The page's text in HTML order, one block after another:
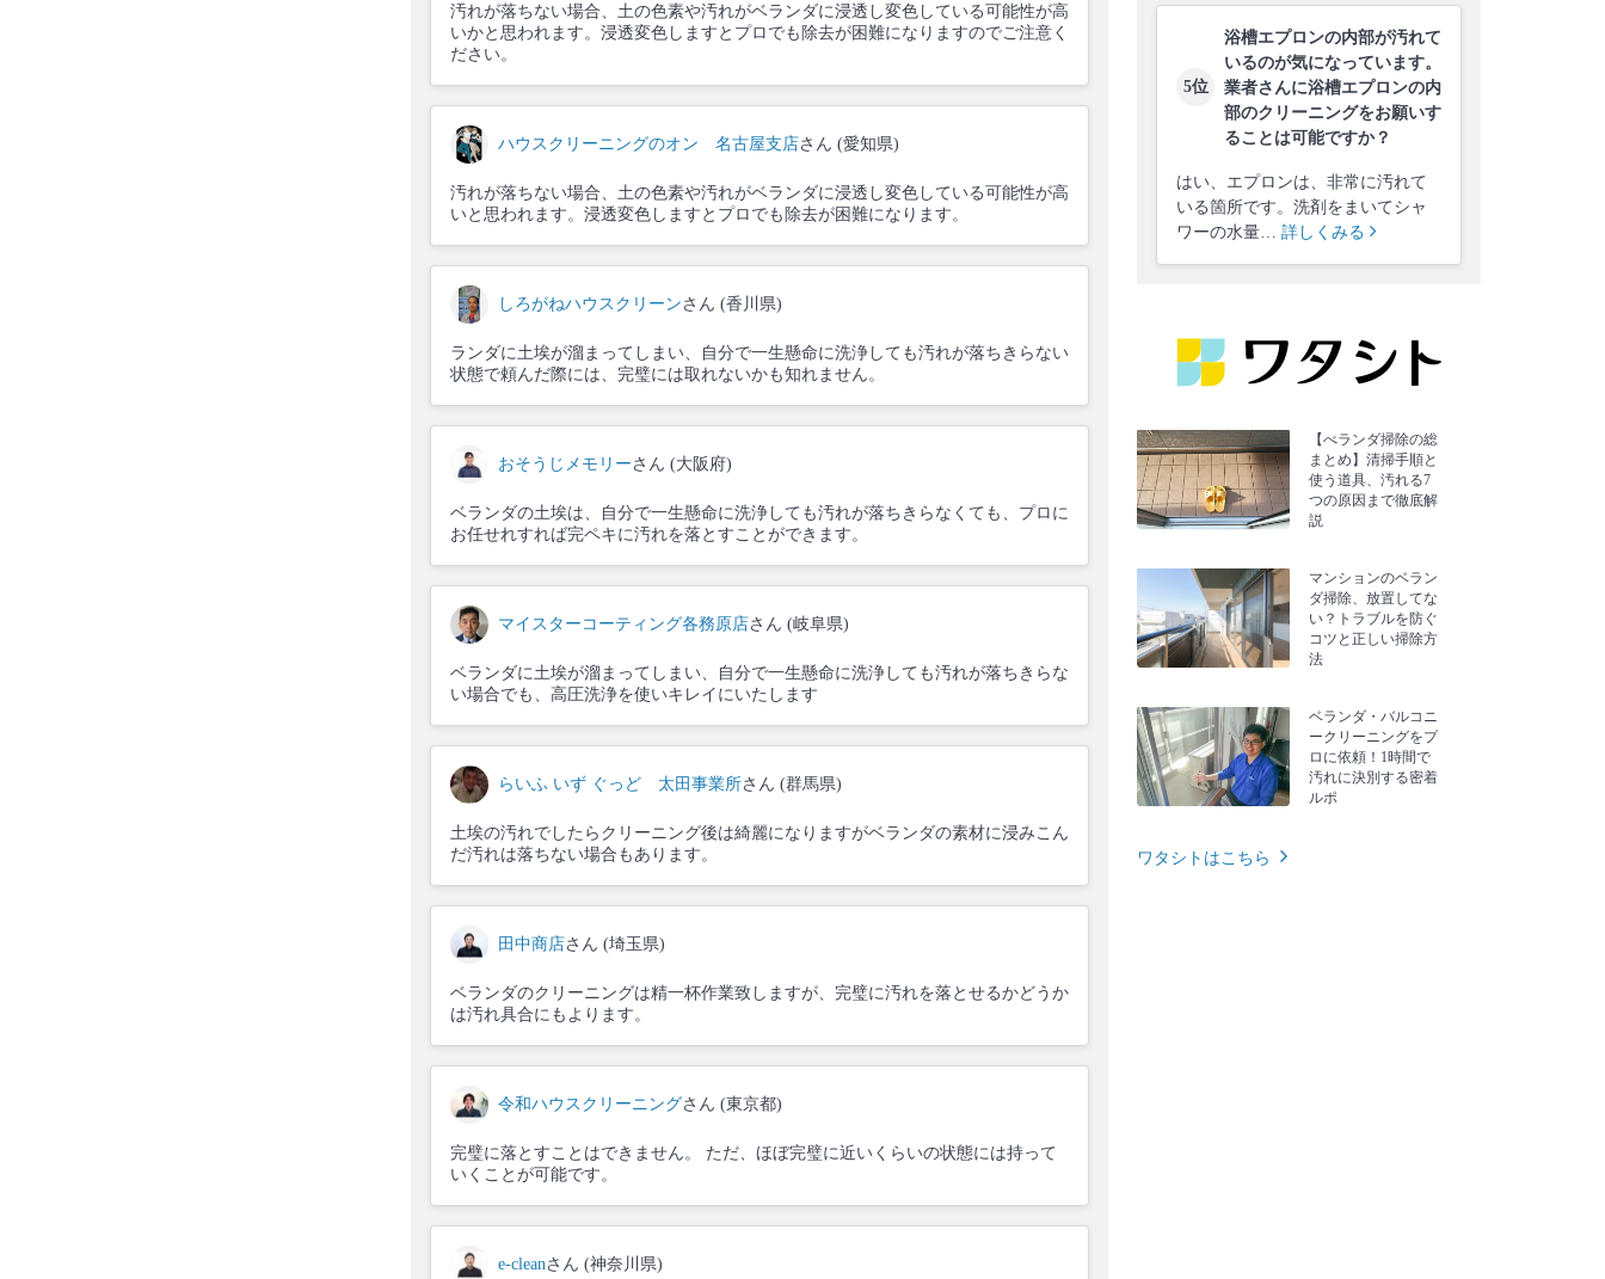
汚れが落ちない場合、土の色素や汚れがベランダに浸透し変色している可能性が高
いかと思われます。浸透変色しますとプロでも除去が困難になりますのでご注意く
ださい。
ハウスクリーニングのオン 名古屋支店さん (愛知県)
汚れが落ちない場合、土の色素や汚れがベランダに浸透し変色している可能性が高
いと思われます。浸透変色しますとプロでも除去が困難になります。
しろがねハウスクリーン さん (香川県)
ランダに土埃が溜まってしまい、自分で一生懸命に洗浄しても汚れが落ちきらない
状態で頼んだ際には、完璧には取れないかも知れません。
おそうじメモリー さん (大阪府)
ベランダの土埃は、自分で一生懸命に洗浄しても汚れが落ちきらなくても、プロに
お任せれすれば完ペキに汚れを落とすことができます。
マイスターコーティング各務原店さん (岐阜県)
ベランダに土埃が溜まってしまい、自分で一生懸命に洗浄しても汚れが落ちきらな
い場合でも、高圧洗浄を使いキレイにいたします
らいふ いず ぐっど 太田事業所さん (群馬県)
土埃の汚れでしたらクリーニング後は綺麗になりますがベランダの素材に浸みこん
だ汚れは落ちない場合もあります。
田中商店さん (埼玉県)
ベランダのクリーニングは精一杯作業致しますが、完璧に汚れを落とせるかどうか
は汚れ具合にもよります。
令和ハウスクリーニングさん (東京都)
完璧に落とすことはできません。 ただ、ほぼ完璧に近いくらいの状態には持って
いくことが可能です。
e-clean さん (神奈川県)
5位
浴槽エプロンの内部が汚れて
いるのが気になっています。
業者さんに浴槽エプロンの内
部のクリーニングをお願いす
ることは可能ですか？
はい、エプロンは、非常に汚れて
いる箇所です。洗剤をまいてシャ
ワーの水量… 詳しくみる
【べランダ掃除の総
まとめ】清掃手順と
使う道具、汚れる7
つの原因まで徹底解
説
マンションのベラン
ダ掃除、放置してな
い？トラブルを防ぐ
コツと正しい掃除方
法
ベランダ・バルコニ
ークリーニングをプ
ロに依頼！1時間で
汚れに決別する密着
ルポ
ワタシトはこちら